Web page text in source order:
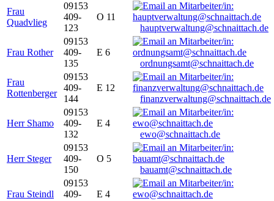
Frau
Quadvlieg
09153
409-
123
O 11
hauptverwaltung@schnaittach.de
Frau Rother
09153
409-
135
E 6
ordnungsamt@schnaittach.de
Frau
Rottenberger
09153
409-
144
E 12
finanzverwaltung@schnaittach.de
Herr Shamo
09153
409-
132
E 4
ewo@schnaittach.de
Herr Steger
09153
409-
150
O 5
bauamt@schnaittach.de
Frau Steindl
09153
409-
E 4